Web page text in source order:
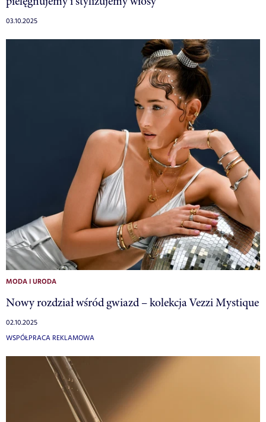
03.10.2025
MODA I URODA
Nowy rozdział wśród gwiazd – kolekcja Vezzi Mystique
02.10.2025
WSPÓŁPRACA REKLAMOWA